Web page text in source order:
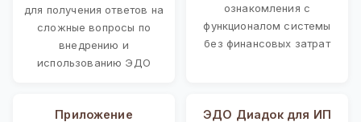
для получения ответов на
сложные вопросы по
внедрению и
использованию ЭДО
ознакомления с
функционалом системы
без финансовых затрат
Приложение
ЭДО Диадок для ИП